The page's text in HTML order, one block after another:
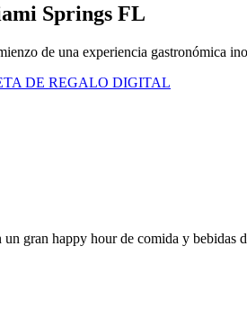
Springs FL
de una experiencia gastronómica
DE REGALO DIGITAL
gran happy hour de comida y bebidas